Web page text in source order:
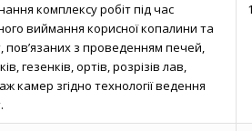
комплексу робіт під час
виймання корисної копалини та
пов’язаних з проведенням печей,
гезенків, ортів, розрізів лав,
камер згідно технології ведення